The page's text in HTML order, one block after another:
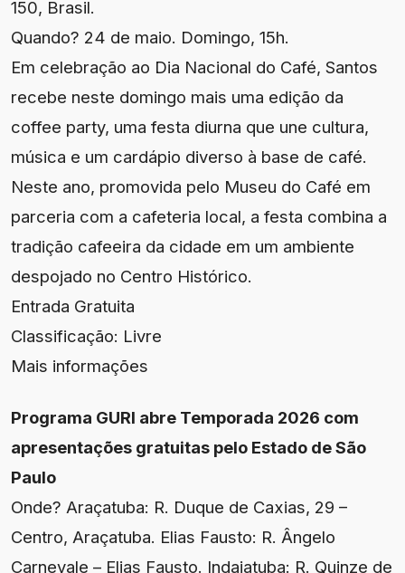
150, Brasil.
Quando? 24 de maio. Domingo, 15h.
Em celebração ao Dia Nacional do Café, Santos
recebe neste domingo mais uma edição da
coffee party, uma festa diurna que une cultura,
música e um cardápio diverso à base de café.
Neste ano, promovida pelo Museu do Café em
parceria com a cafeteria local, a festa combina a
tradição cafeeira da cidade em um ambiente
despojado no Centro Histórico.
Entrada Gratuita
Classificação: Livre
Mais informações
Programa GURI abre Temporada 2026 com
apresentações gratuitas pelo Estado de São
Paulo
Onde? Araçatuba: R. Duque de Caxias, 29 –
Centro, Araçatuba. Elias Fausto: R. Ângelo
Carnevale – Elias Fausto. Indaiatuba: R. Quinze de